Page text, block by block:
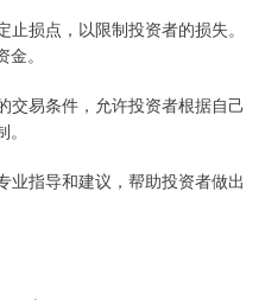
损点，以限制投资者的损失。
。
交易条件，允许投资者根据自己
业指导和建议，帮助投资者做出